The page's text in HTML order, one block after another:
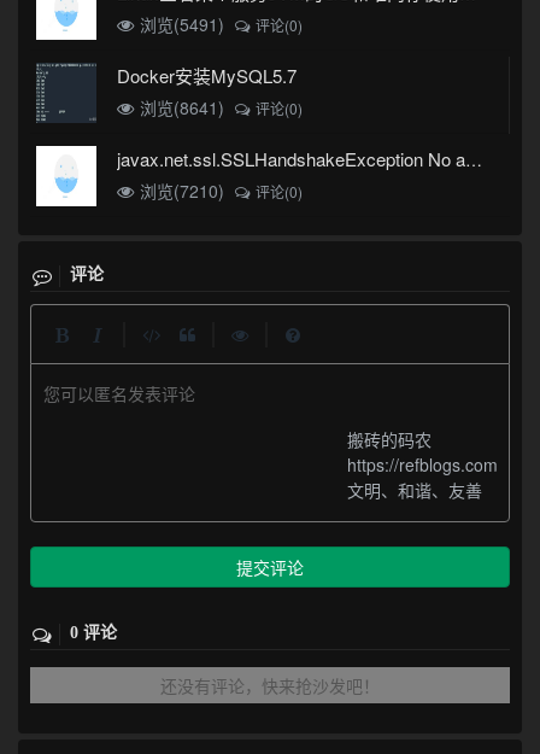
浏览(5491)
评论(0)
Docker安装MySQL5.7
浏览(8641) 评论(0)
javax.net.ssl.SSLHandshakeException No appropriate protocol (protocol is disabled or cipher suites are inappropriate)错误
浏览(7210)
评论(0)
评论
您可以匿名发表评论
搬砖的码农
https://refblogs.com
文明、和谐、友善
提交评论
0 评论
还没有评论，快来抢沙发吧！